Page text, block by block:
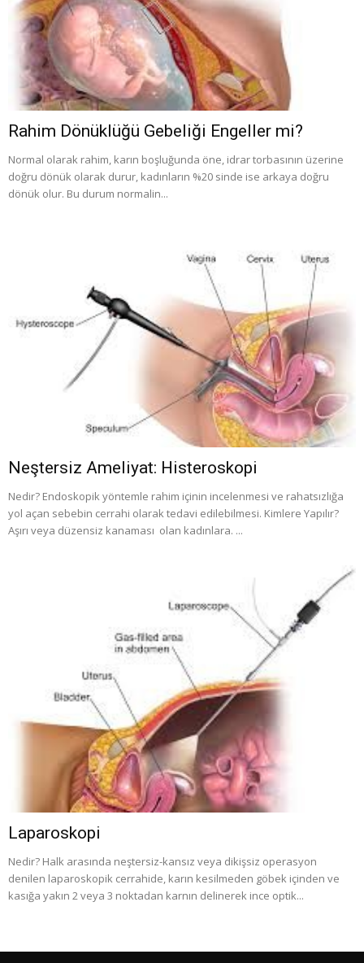
Rahim Dönüklüğü Gebeliği Engeller mi?
Normal olarak rahim, karın boşluğunda öne, idrar torbasının üzerine
doğru dönük olarak durur, kadınların %20 sinde ise arkaya doğru
dönük olur. Bu durum normalin...
Neştersiz Ameliyat: Histeroskopi
Nedir? Endoskopik yöntemle rahim içinin incelenmesi ve rahatsızlığa
yol açan sebebin cerrahi olarak tedavi edilebilmesi. Kimlere Yapılır?
Aşırı veya düzensiz kanaması olan kadınlara. ...
Laparoskopi
Nedir? Halk arasında neştersiz-kansız veya dikişsiz operasyon
denilen laparoskopik cerrahide, karın kesilmeden göbek içinden ve
kasığa yakın 2 veya 3 noktadan karnın delinerek ince optik...